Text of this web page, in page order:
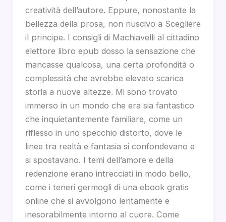
creatività dell’autore. Eppure, nonostante la
bellezza della prosa, non riuscivo a Scegliere
il principe. I consigli di Machiavelli al cittadino
elettore libro epub dosso la sensazione che
mancasse qualcosa, una certa profondità o
complessità che avrebbe elevato scarica
storia a nuove altezze. Mi sono trovato
immerso in un mondo che era sia fantastico
che inquietantemente familiare, come un
riflesso in uno specchio distorto, dove le
linee tra realtà e fantasia si confondevano e
si spostavano. I temi dell’amore e della
redenzione erano intrecciati in modo bello,
come i teneri germogli di una ebook gratis
online che si avvolgono lentamente e
inesorabilmente intorno al cuore. Come